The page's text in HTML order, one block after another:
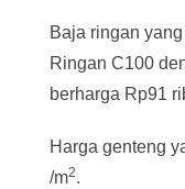
Baja ringan
Ringan C100
berharga Rp91
Harga genteng
/m2.